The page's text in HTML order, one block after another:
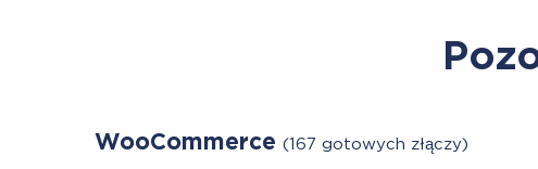
WooCommerce (167 gotowych złączy)